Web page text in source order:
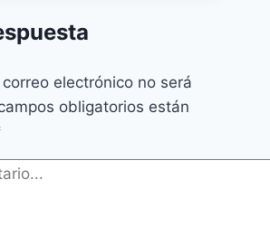
electrónico no será
obligatorios están